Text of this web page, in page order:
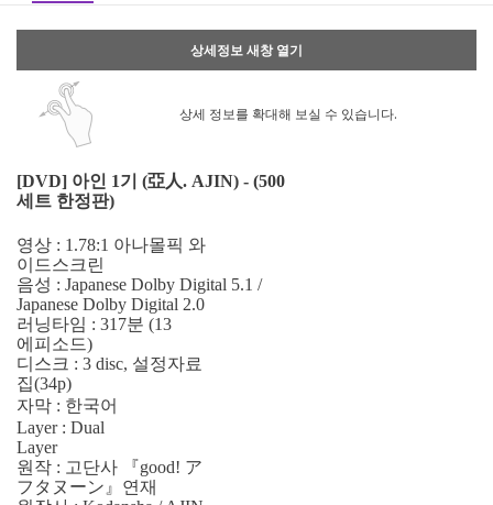
상세정보 새창 열기
상세 정보를 확대해 보실 수 있습니다.
[DVD] 아인 1기 (亞人. AJIN) - (500
세트 한정판)
영상 : 1.78:1 아나몰픽 와
이드스크린
음성 : Japanese Dolby Digital 5.1 /
Japanese Dolby Digital 2.0
러닝타임 : 317분 (13
에피소드)
디스크 : 3 disc, 설정자료
집(34p)
자막 : 한국어
Layer : Dual
Layer
원작 : 고단사 『good! ア
フタヌーン』연재